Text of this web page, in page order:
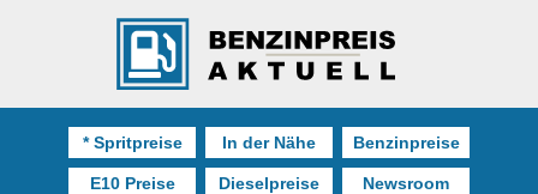
* Spritpreise In der Nähe Benzinpreise
E10 Preise Dieselpreise Newsroom